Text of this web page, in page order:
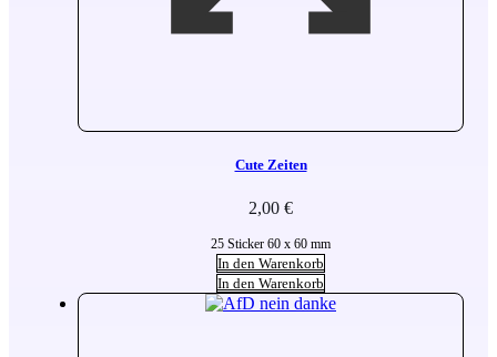
Cute Zeiten
2,00 €
25 Sticker 60 x 60 mm
In den Warenkorb
In den Warenkorb